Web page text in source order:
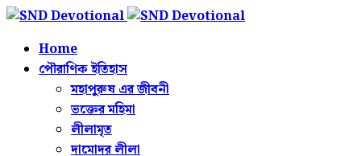
Home
পৌরাণিক ইতিহাস
মহাপুরুষ এর জীবনী
ভক্তের মহিমা
লীলামৃত
দামোদর লীলা